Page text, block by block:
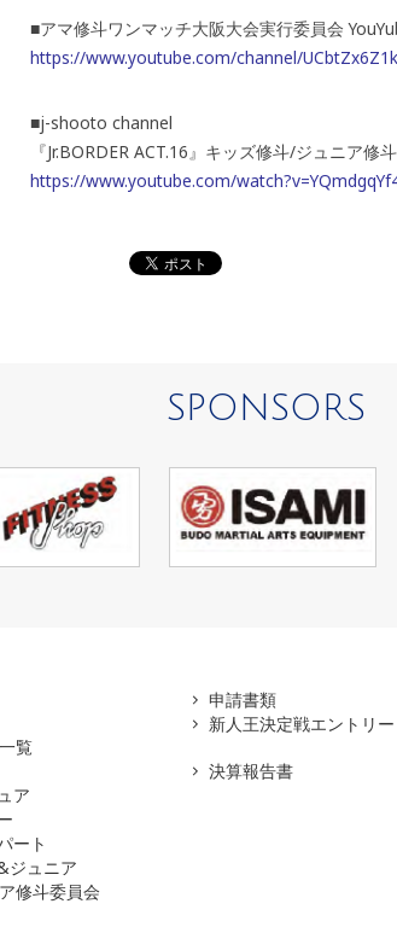
■アマ修斗ワンマッチ大阪大会実行委員会
https://www.youtube.com/channel/
■j-shooto channel
『Jr.BORDER ACT.16』キッズ修斗/ジュニア
https://www.youtube.com/
SPONSORS
覧
ア
ート
ジュニア
修斗委員会
申請書類
新人王決定戦エントリー
決算報告書